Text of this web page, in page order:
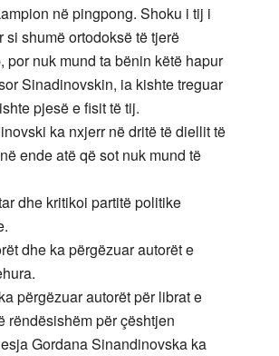
në pingpong. Shoku i tij i
shumë ortodoksë të tjerë
nuk mund ta bënin këtë hapur
Sinadinovskin, ia kishte treguar
pjesë e fisit të tij.
ka nxjerr në dritë të diellit të
ende atë që sot nuk mund të
dhe kritikoi partitë politike
dhe ka përgëzuar autorët e
përgëzuar autorët për librat e
rëndësishëm për çështjen
Gordana Sinandinovska ka